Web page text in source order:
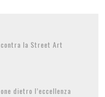
la Street Art
dietro l’eccellenza